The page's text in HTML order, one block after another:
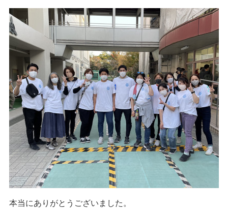
本当にありがとうございました。